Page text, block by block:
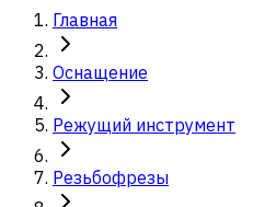
Главная
Оснащение
Режущий инструмент
Резьбофрезы